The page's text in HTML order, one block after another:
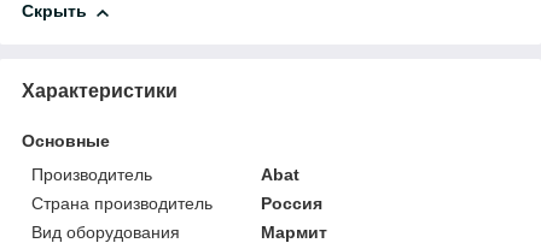
Скрыть
Характеристики
Основные
Производитель
Abat
Страна производитель
Россия
Вид оборудования
Мармит